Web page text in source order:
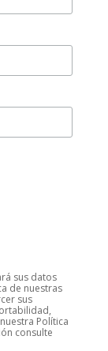
sus datos
de nuestras
sus
Política
consulte